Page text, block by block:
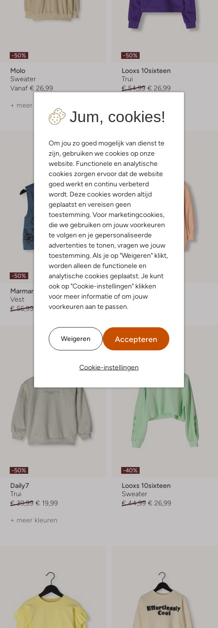
Jum, cookies!
Om jou zo goed mogelijk van dienst te
zijn, gebruiken we cookies op onze
website. Functionele en analytische
cookies zorgen ervoor dat de website
goed werkt en continu verbeterd
wordt. Deze cookies worden altijd
geplaatst en vereisen geen
toestemming. Voor marketingcookies,
die we gebruiken om jouw voorkeuren
te volgen en je gepersonaliseerde
advertenties te tonen, vragen we jouw
toestemming. Als je op "Weigeren" klikt,
worden alleen de functionele en
analytische cookies geplaatst. Je kunt
ook op "Cookie-instellingen" klikken
voor meer informatie of om jouw
voorkeuren aan te passen.
Weigeren Accepteren
Cookie-instellingen
-50%
Molo
Sweater
Vanaf € 26,99
+ meer kleuren
-50%
Looxs 10sixteen
Trui
€ 54,99 € 26,99
-50%
Marmar Copenhagen
Vest
€ 56,99
€ 27,99
-50%
Jenest
Trui
Vanaf
-50%
Daily7
Trui
€ 39,99 € 19,99
+ meer kleuren
-40%
Looxs 10sixteen
Sweater
€ 44,99 € 26,99